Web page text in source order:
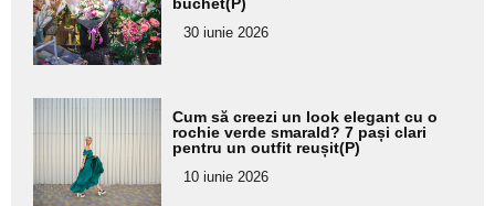
pentru
subtitlu
buchet(P)
30 iunie 2026
Adaugă
aici textul
pentru
subtitlu
Cum să creezi un look elegant cu o
rochie verde smarald? 7 pași clari
pentru un outfit reușit(P)
10 iunie 2026